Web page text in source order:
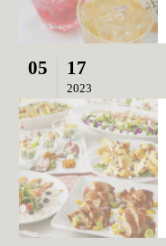
05 17
2023